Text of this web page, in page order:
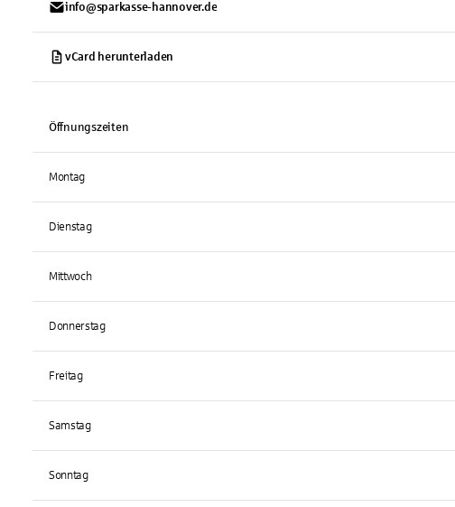
info@sparkasse-hannover.de
vCard herunterladen
Öffnungszeiten
Montag
Dienstag
Mittwoch
Donnerstag
Freitag
Samstag
Sonntag